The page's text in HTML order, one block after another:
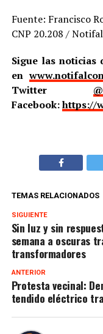
Fuente: Francisco
CNP 20.208 /
Sigue las noticias
en
Twitter
Facebook:https://
TEMAS RELACIONADOS
SIGUIENTE
Sin luz y sin
semana a oscuras
transformadores
ANTERIOR
Protesta vecinal:
tendido eléctrico